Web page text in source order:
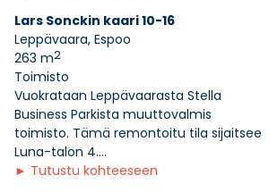
Lars Sonckin kaari 10-16
Leppävaara, Espoo
263 m2
Toimisto
Vuokrataan Leppävaarasta Stella
Business Parkista muuttovalmis
toimisto. Tämä remontoitu tila sijaitsee
Luna-talon 4....
► Tutustu kohteeseen